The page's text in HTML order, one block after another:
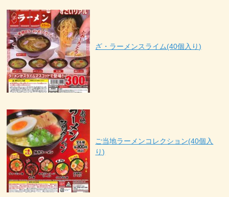
ざ・ラーメンスライム(40個入り)
ご当地ラーメンコレクション(40個入
り)